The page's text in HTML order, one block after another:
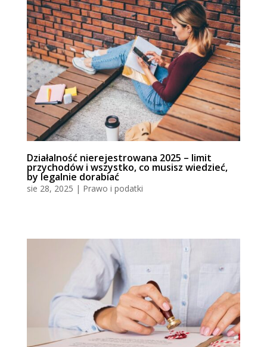
Działalność nierejestrowana 2025 – limit
przychodów i wszystko, co musisz wiedzieć,
by legalnie dorabiać
sie 28, 2025 | Prawo i podatki